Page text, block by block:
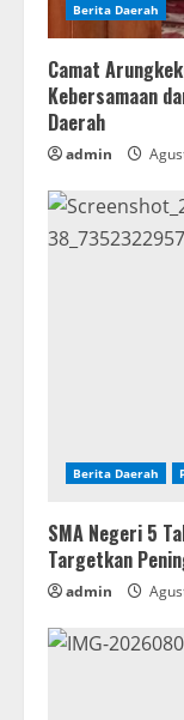
Berita Daerah
Camat
Kebersamaan
Daerah
admin
Berita Daerah
SMA Negeri 5
Targetkan
admin